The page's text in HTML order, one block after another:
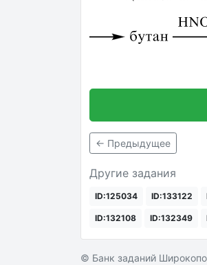
← Предыдущее
Другие задания
ID:125034 ID:133122
ID:132108 ID:132349
© Банк заданий